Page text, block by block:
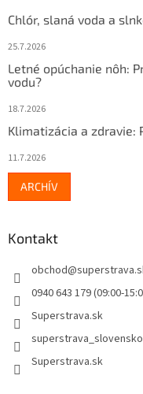
Chlór, slaná voda a
25.7.2026
Letné opúchanie nôh:
vodu?
18.7.2026
Klimatizácia a zdravie:
11.7.2026
ARCHÍV
Kontakt
obchod@
0940 643 179 (09:00-
Superstrava.sk
superstrava_slovensko
Superstrava.sk